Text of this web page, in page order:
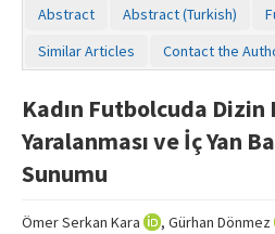
Online First
Aims and Scope
Abstract Abstract (Turkish)
Similar Articles
Contact the
Kadın Futbolcuda Dizin
Yaralanması ve İç Yan
Sunumu
Ömer Serkan Kara , Gürhan Dönmez